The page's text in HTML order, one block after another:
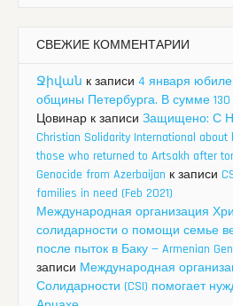
СВЕЖИЕ КОММЕНТАРИИ
Ջիվան к записи 4 января
общины Петербурга. В сумме 130
Цовинар к записи Защищено: С
Christian Solidarity International
those who returned to Artsakh after
Genocide from Azerbaijan к записи
families in need (Feb 2021)
Международная организация
солидарности о помощи семье
после пыток в Баку — Armenian
записи Международная
Солидарности (CSI) помогает